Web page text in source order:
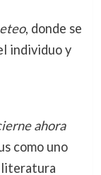
, donde se
individuo y
ahora
como uno
literatura